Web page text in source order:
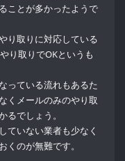
ことが多かったようで
り取りに対応している
り取りでOKというも
っている流れもあるた
くメールのみのやり取
るでしょう。
ていない業者も少なく
くのが無難です。